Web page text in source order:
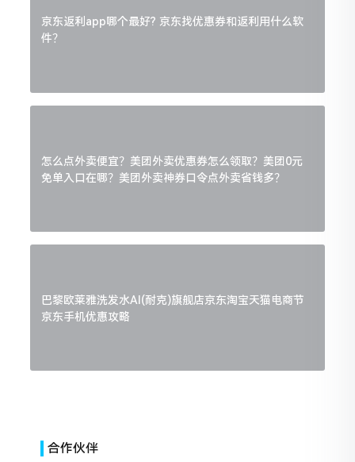
京东返利app哪个最好? 京东找优惠券和返利用什么软
件？
怎么点外卖便宜？美团外卖优惠券怎么领取？美团0元
免单入口在哪？美团外卖神券口令点外卖省钱多？
巴黎欧莱雅洗发水AI(耐克)旗舰店京东淘宝天猫电商节
京东手机优惠攻略
合作伙伴